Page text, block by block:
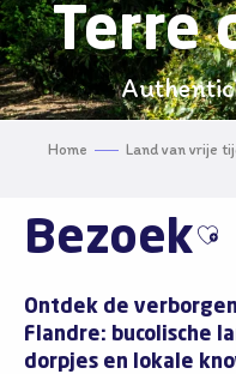
Terre
Home Land van vrije
Bezoek
Ontdek de
Flandre: bucolische
dorpjes en lokale